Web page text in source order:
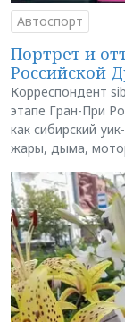
Автоспорт
Портрет и
Российской
Корреспондент
этапе Гран-При
как сибирский
жары, дыма,